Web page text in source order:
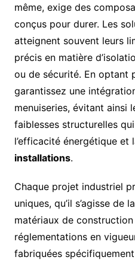
même, exige des
conçus pour durer. Les
atteignent souvent leurs
précis en matière
ou de sécurité. En optant
garantissez une
menuiseries, évitant ainsi
faiblesses structurelles
l’efficacité énergétique et
installations.
Chaque projet industriel
uniques, qu’il s’agisse de
matériaux de
réglementations en
fabriquées